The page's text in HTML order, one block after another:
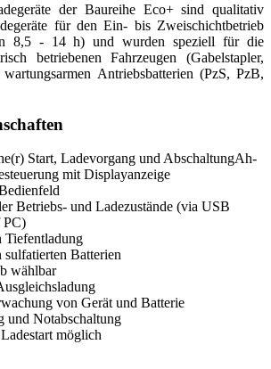
der Baureihe Eco+ sind qualitativ
für den Ein- bis Zweischichtbetrieb
8,5 - 14 h) und wurden speziell für die
betriebenen Fahrzeugen (Gabelstapler,
Antriebsbatterien (PzS, PzB,
Start, Ladevorgang und AbschaltungAh-
mit Displayanzeige
Betriebs- und Ladezustände (via USB
PC)
Tiefentladung
Batterien
wählbar
von Gerät und Batterie
und Notabschaltung
möglich